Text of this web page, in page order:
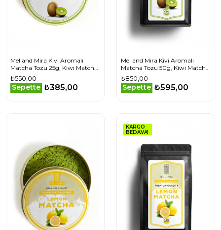
Mel and Mira Kivi Aromalı
Matcha Tozu 25g, Kiwi Matcha
Powder
₺550,00
Sepette ₺385,00
Mel and Mira Kivi Aromalı
Matcha Tozu 50g, Kiwi Matcha
Powder
₺850,00
Sepette ₺595,00
KARGO
BEDAVA!